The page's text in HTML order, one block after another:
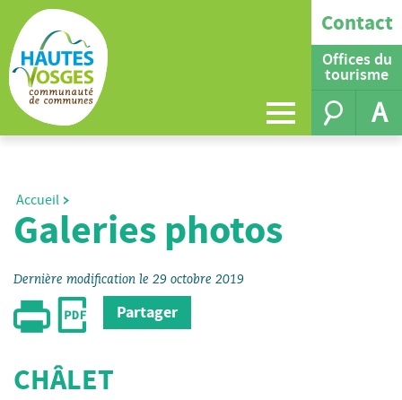
Contact
Offices du
tourisme
A
Accueil
Galeries photos
Dernière modification le 29 octobre 2019
Partager
CHÂLET